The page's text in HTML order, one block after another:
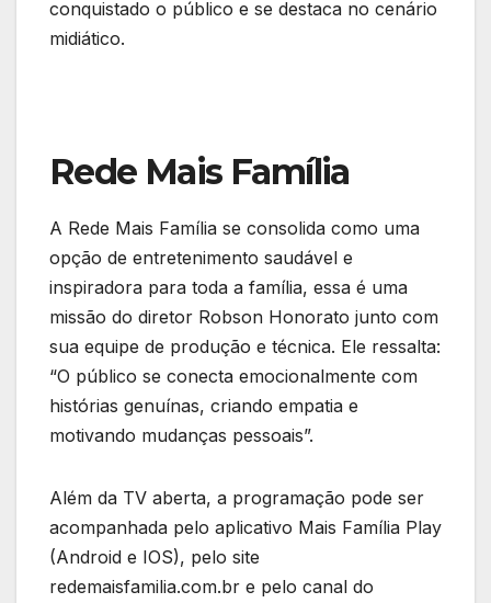
conquistado o público e se destaca no cenário
midiático.
Rede Mais Família
A Rede Mais Família se consolida como uma
opção de entretenimento saudável e
inspiradora para toda a família, essa é uma
missão do diretor Robson Honorato junto com
sua equipe de produção e técnica. Ele ressalta:
“O público se conecta emocionalmente com
histórias genuínas, criando empatia e
motivando mudanças pessoais”.
Além da TV aberta, a programação pode ser
acompanhada pelo aplicativo Mais Família Play
(Android e IOS), pelo site
redemaisfamilia.com.br e pelo canal do